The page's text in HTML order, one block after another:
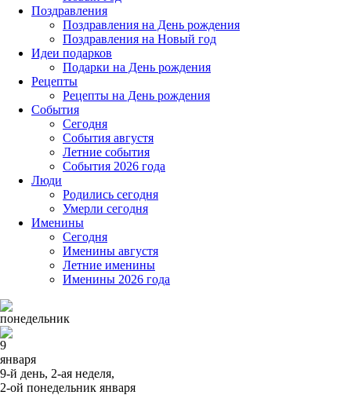
Поздравления
Поздравления на День рождения
Поздравления на Новый год
Идеи подарков
Подарки на День рождения
Рецепты
Рецепты на День рождения
События
Cегодня
События августя
Летние события
События 2026 года
Люди
Родились сегодня
Умерли сегодня
Именины
Cегодня
Именины августя
Летние именины
Именины 2026 года
понедельник
9
января
9-й день, 2-ая неделя,
2-ой понедельник января